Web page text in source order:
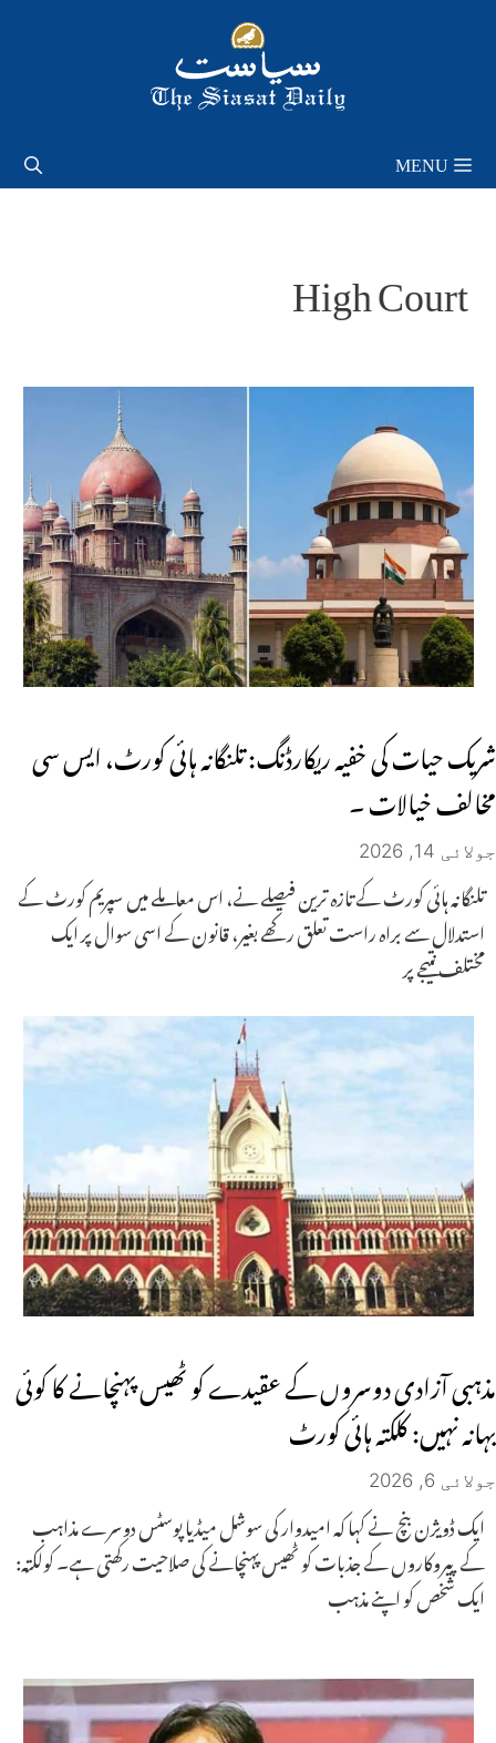
MENU
High Court
شریک حیات کی خفیہ ریکارڈنگ: تلنگانہ ہائی کورٹ، ایس سی
مخالف خیالات ۔
جولائی 14, 2026
تلنگانہ ہائی کورٹ کے تازہ ترین فیصلے نے، اس معاملے میں سپریم کورٹ کے
استدلال سے براہ راست تعلق رکھے بغیر، قانون کے اسی سوال پر ایک
مختلف نتیجے پر
مذہبی آزادی دوسروں کے عقیدے کو ٹھیس پہنچانے کا کوئی
بہانہ نہیں: کلکتہ ہائی کورٹ
جولائی 6, 2026
ایک ڈویژن بنچ نے کہا کہ امیدوار کی سوشل میڈیا پوسٹس دوسرے مذاہب
کے پیروکاروں کے جذبات کو ٹھیس پہنچانے کی صلاحیت رکھتی ہے۔ کولکتہ:
ایک شخص کو اپنے مذہب